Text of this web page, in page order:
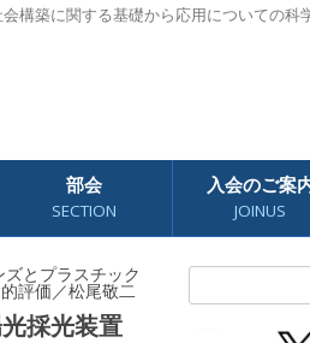
構築に関する基礎から応用についての科
部会
SECTION
入会のご案
JOINUS
とプラスチック
評価／松尾敬二
採光装置
索: